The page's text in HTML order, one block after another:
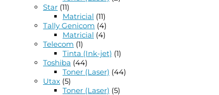
Star (11)
Matricial (11)
Tally Genicom (4)
Matricial (4)
Telecom (1)
Tinta (Ink-jet) (1)
Toshiba (44)
Toner (Laser) (44)
Utax (5)
Toner (Laser) (5)